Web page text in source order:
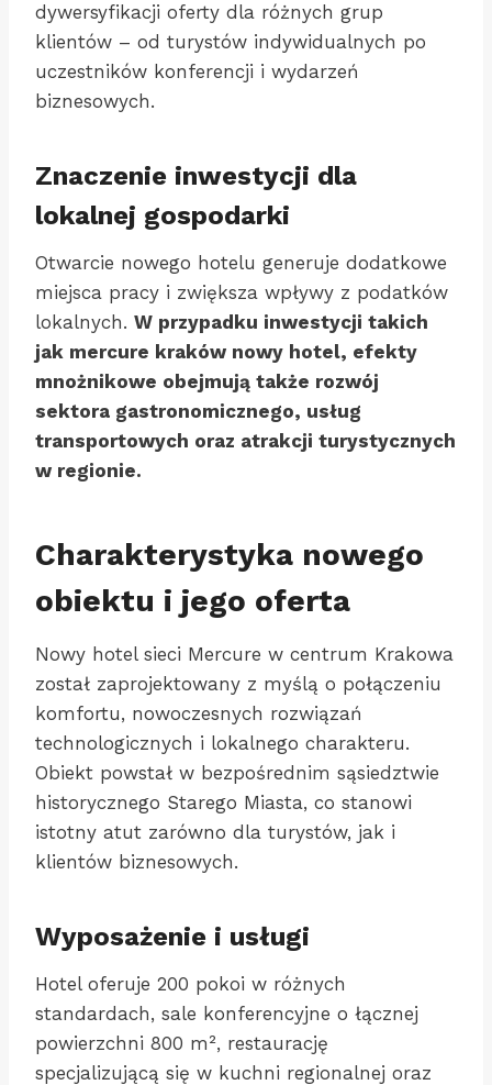
dywersyfikacji oferty dla różnych grup
klientów – od turystów indywidualnych po
uczestników konferencji i wydarzeń
biznesowych.
Znaczenie inwestycji dla
lokalnej gospodarki
Otwarcie nowego hotelu generuje dodatkowe
miejsca pracy i zwiększa wpływy z podatków
lokalnych. W przypadku inwestycji takich
jak mercure kraków nowy hotel, efekty
mnożnikowe obejmują także rozwój
sektora gastronomicznego, usług
transportowych oraz atrakcji turystycznych
w regionie.
Charakterystyka nowego
obiektu i jego oferta
Nowy hotel sieci Mercure w centrum Krakowa
został zaprojektowany z myślą o połączeniu
komfortu, nowoczesnych rozwiązań
technologicznych i lokalnego charakteru.
Obiekt powstał w bezpośrednim sąsiedztwie
historycznego Starego Miasta, co stanowi
istotny atut zarówno dla turystów, jak i
klientów biznesowych.
Wyposażenie i usługi
Hotel oferuje 200 pokoi w różnych
standardach, sale konferencyjne o łącznej
powierzchni 800 m², restaurację
specjalizującą się w kuchni regionalnej oraz